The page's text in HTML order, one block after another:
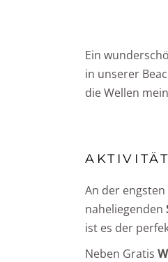
Ein
in unserer
die Wellen
An der
naheliegenden
ist es der
Neben Gratis